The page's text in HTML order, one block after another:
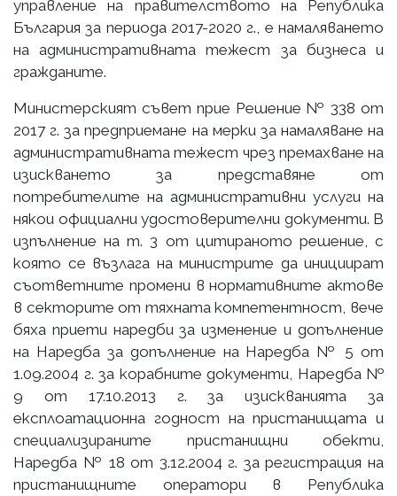
управление на правителството на Република
България за периода 2017-2020 г., е намаляването
на административната тежест за бизнеса и
гражданите.
Министерският съвет прие Решение № 338 от
2017 г. за предприемане на мерки за намаляване на
административната тежест чрез премахване на
изискването за представяне от
потребителите на административни услуги на
някои официални удостоверителни документи. В
изпълнение на т. 3 от цитираното решение, с
която се възлага на министрите да инициират
съответните промени в нормативните актове
в секторите от тяхната компетентност, вече
бяха приети наредби за изменение и допълнение
на Наредба за допълнение на Наредба № 5 от
1.09.2004 г. за корабните документи, Наредба №
9 от 17.10.2013 г. за изискванията за
експлоатационна годност на пристанищата и
специализираните пристанищни обекти,
Наредба № 18 от 3.12.2004 г. за регистрация на
пристанищните оператори в Република